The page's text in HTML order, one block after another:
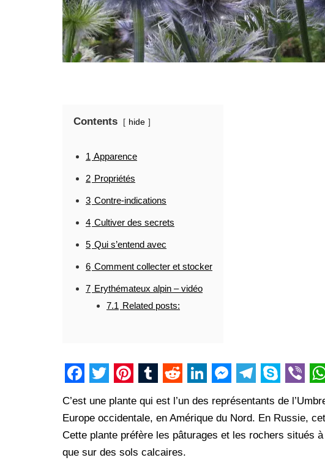
Contents hide
1 Apparence
2 Propriétés
3 Contre-indications
4 Cultiver des secrets
5 Qui s’entend avec
6 Comment collecter et stocker
7 Erythémateux alpin – vidéo
7.1 Related posts:
F
a
c
e
w
i
t
P
i
n
t
u
m
b
R
e
d
d
L
i
n
e
s
e
l
S
k
y
V
i
b
W
h
a
C’est une plante qui est l’un des représentants de
Europe occidentale, en Amérique du Nord. En Russie,
Cette plante préfère les pâturages et les rochers situés
que sur des sols calcaires.